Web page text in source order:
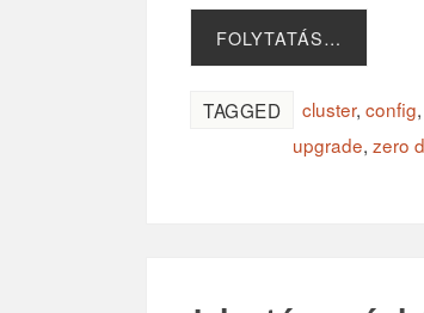
FOLYTATÁS…
TAGGED cluster, config,
upgrade, zero